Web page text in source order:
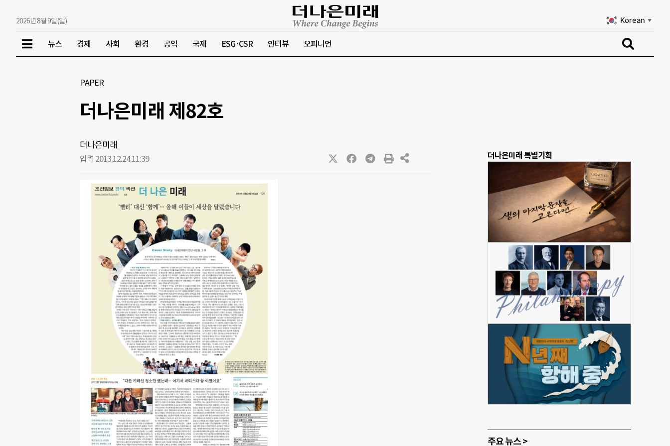
2026년 8월 9일(일) Korean ▼
뉴스 경제 사회 환경 공익 국제 ESG·CSR 인터뷰 오피니언
PAPER
더나은미래 제82호
더나은미래
입력 2013.12.24.11:39 더나은미래 특별기획
주요 뉴스 >